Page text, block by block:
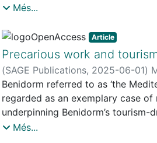
materno-infantil. Estudio
llevadas a cabo fueron
analizaron mediante análisis del
modelo biomédico operante
embargo, el personal de salud
como un elemento
contextos interculturales de
Més...
Article
Precarious work and
(SAGE Publications, 2025-06-01)
Benidorm referred to as ‘the
regarded as an exemplary case
underpinning Benidorm’s
intergenerational schisms and
Més...